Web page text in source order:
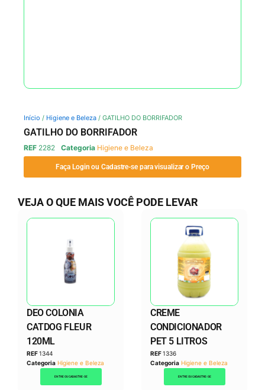
Início / Higiene e Beleza / GATILHO DO BORRIFADOR
GATILHO DO BORRIFADOR
REF 2282 Categoria Higiene e Beleza
Faça Login ou Cadastre-se para visualizar o Preço
VEJA O QUE MAIS VOCÊ PODE LEVAR
DEO COLONIA
CATDOG FLEUR
120ML
REF1344
Categoria Higiene e Beleza
ENTRE OU CADASTRE-SE
CREME
CONDICIONADOR
PET 5 LITROS
REF1336
Categoria Higiene e Beleza
ENTRE OU CADASTRE-SE